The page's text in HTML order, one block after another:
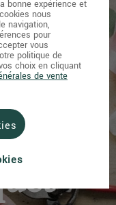
bonne expérience et
nous
navigation,
pour
vous
politique de
choix en cliquant
de vente